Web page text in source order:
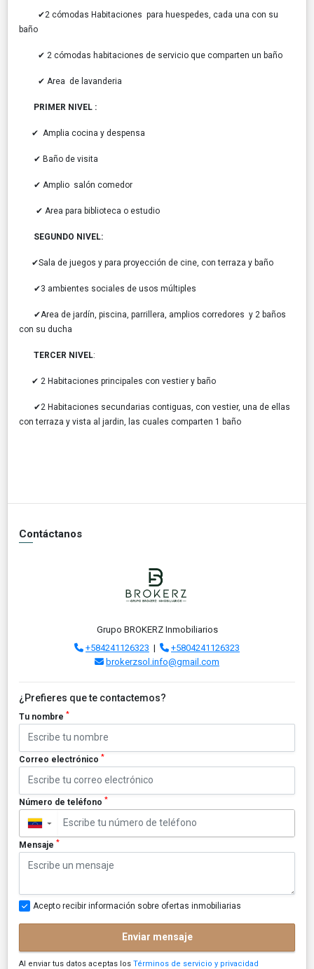
✔2 cómodas Habitaciones para huespedes, cada una con su
baño
✔ 2 cómodas habitaciones de servicio que comparten un baño
✔ Area de lavanderia
PRIMER NIVEL :
✔ Amplia cocina y despensa
✔ Baño de visita
✔ Amplio salón comedor
✔ Area para biblioteca o estudio
SEGUNDO NIVEL:
✔Sala de juegos y para proyección de cine, con terraza y baño
✔3 ambientes sociales de usos múltiples
✔Area de jardín, piscina, parrillera, amplios corredores y 2 baños
con su ducha
TERCER NIVEL:
✔ 2 Habitaciones principales con vestier y baño
✔2 Habitaciones secundarias contiguas, con vestier, una de ellas
con terraza y vista al jardin, las cuales comparten 1 baño
Contáctanos
Grupo BROKERZ Inmobiliarios
+584241126323 |
+5804241126323
brokerzsol.info@gmail.com
¿Prefieres que te contactemos?
Tu nombre *
Correo electrónico *
Número de teléfono *
▼
Mensaje *
Acepto recibir información sobre ofertas inmobiliarias
Enviar mensaje
Al enviar tus datos aceptas los Términos de servicio y privacidad